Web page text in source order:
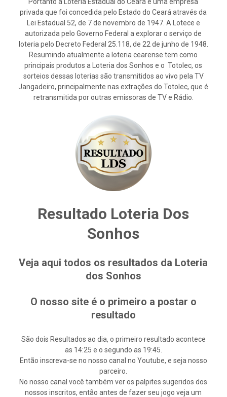
privada que foi concedida pelo Estado do Ceará através da
Lei Estadual 52, de 7 de novembro de 1947. A Lotece e
autorizada pelo Governo Federal a explorar o serviço de
loteria pelo Decreto Federal 25.118, de 22 de junho de 1948.
Resumindo atualmente a loteria cearense tem como
principais produtos a Loteria dos Sonhos e o Totolec, os
sorteios dessas loterias são transmitidos ao vivo pela TV
Jangadeiro, principalmente nas extrações do Totolec, que é
retransmitida por outras emissoras de TV e Rádio.
Resultado Loteria Dos
Sonhos
Veja aqui todos os resultados da Loteria
dos Sonhos
O nosso site é o primeiro a postar o
resultado
São dois Resultados ao dia, o primeiro resultado acontece
as 14:25 e o segundo as 19:45.
Então inscreva-se no nosso canal no Youtube, e seja nosso
parceiro.
No nosso canal você também ver os palpites sugeridos dos
nossos inscritos, então antes de fazer seu jogo veja um